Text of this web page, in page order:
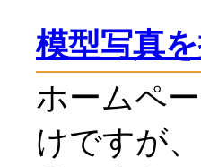
模型写真
ホームペ
けですが